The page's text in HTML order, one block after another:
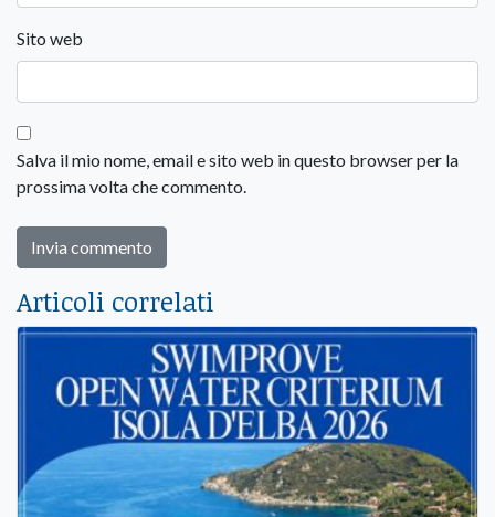
Sito web
Salva il mio nome, email e sito web in questo browser per la
prossima volta che commento.
Articoli correlati